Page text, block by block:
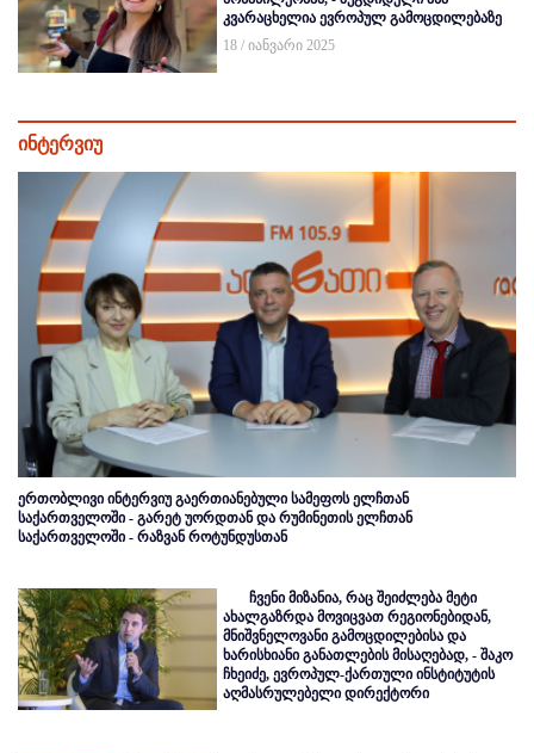
კვარაცხელია ევროპულ გამოცდილებაზე
18 / იანვარი 2025
ინტერვიუ
ერთობლივი ინტერვიუ გაერთიანებული სამეფოს ელჩთან
საქართველოში - გარეტ უორდთან და რუმინეთის ელჩთან
საქართველოში - რაზვან როტუნდუსთან
ჩვენი მიზანია, რაც შეიძლება მეტი
ახალგაზრდა მოვიცვათ რეგიონებიდან,
მნიშვნელოვანი გამოცდილებისა და
ხარისხიანი განათლების მისაღებად, - შაკო
ჩხეიძე, ევროპულ-ქართული ინსტიტუტის
აღმასრულებელი დირექტორი